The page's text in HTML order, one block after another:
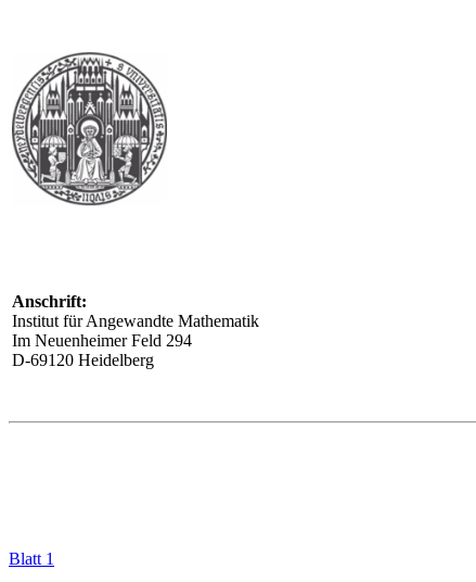
Anschrift:
Institut für Angewandte Mathematik
Im Neuenheimer Feld 294
D-69120 Heidelberg
Blatt 1